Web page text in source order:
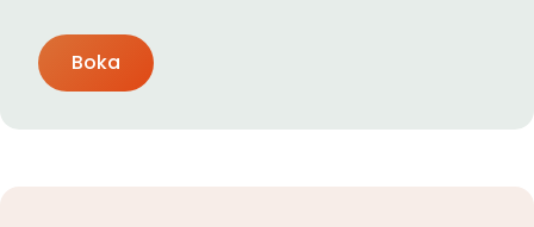
Boka